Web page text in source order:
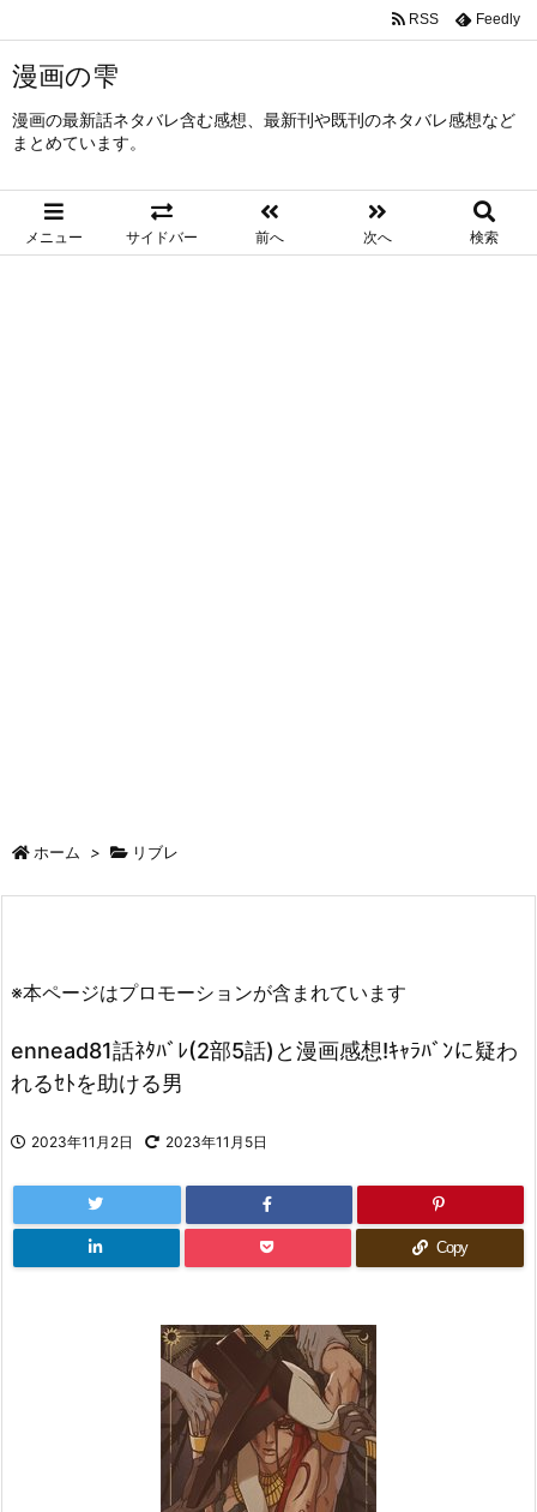
漫画の雫
漫画の最新話ネタバレ含む感想、最新刊や既刊のネタバレ感想など
まとめています。
メニュー サイドバー 前へ 次へ 検索
RSS Feedly
ホーム > リブレ
※本ページはプロモーションが含まれています
ennead81話ﾈﾀﾊﾞﾚ(2部5話)と漫画感想!ｷｬﾗﾊﾞﾝに疑わ
れるｾﾄを助ける男
2023年11月2日 2023年11月5日
Copy